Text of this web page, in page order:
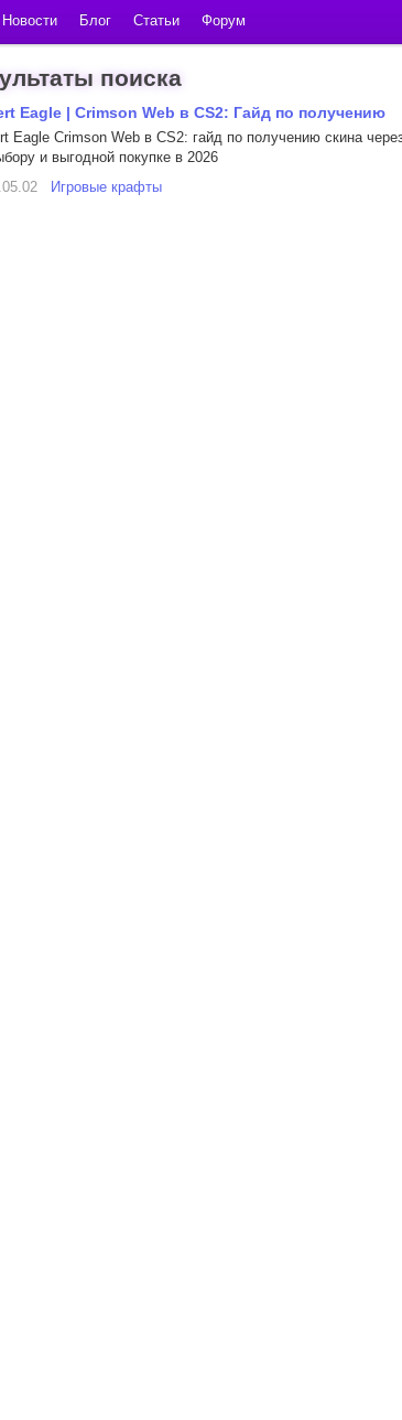
Новости Блог Статьи Форум
поиска
Eagle | Crimson Web в CS2: Гайд по получению
Eagle Crimson Web в CS2: гайд по получению скина
и выгодной покупке в 2026
Игровые крафты